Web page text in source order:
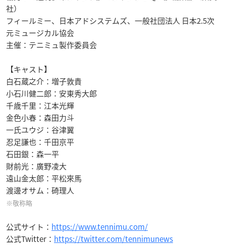
社）
フィールミー、日本アドシステムズ、一般社団法人 日本2.5次
元ミュージカル協会
主催：テニミュ製作委員会
【キャスト】
白石蔵之介：増子敦貴
小石川健二郎：安東秀大郎
千歳千里：江本光輝
金色小春：森田力斗
一氏ユウジ：谷津翼
忍足謙也：千田京平
石田銀：森一平
財前光：廣野凌大
遠山金太郎：平松來馬
渡邊オサム：碕理人
※敬称略
公式サイト： https://www.tennimu.com/
公式Twitter： https://twitter.com/tennimunews